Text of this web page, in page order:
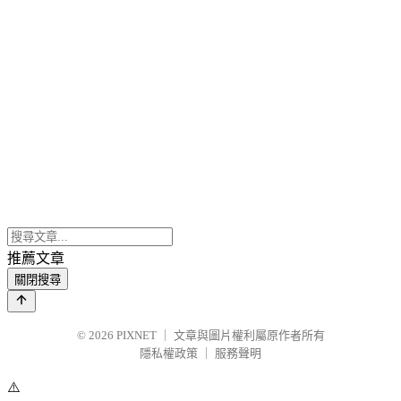
推薦文章
關閉搜尋
© 2026 PIXNET
文章與圖片權利屬原作者所有
隱私權政策
服務聲明
⚠️